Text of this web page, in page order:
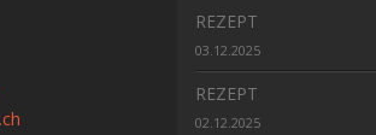
REZEPT
03.12.2025
REZEPT
02.12.2025